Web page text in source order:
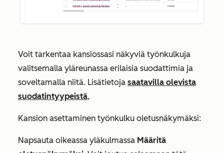
Voit tarkentaa kansiossasi näkyviä työnkulkuja
valitsemalla yläreunassa erilaisia suodattimia ja
soveltamalla niitä. Lisätietoja saatavilla olevista
suodatintyypeistä,
Kansion asettaminen työnkulku oletusnäkymäksi:
Napsauta oikeassa yläkulmassa Määritä